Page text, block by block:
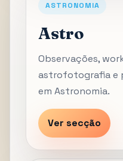
ASTRONOMIA
Astro
Observações,
astrofotografia e
em Astronomia.
Ver secção